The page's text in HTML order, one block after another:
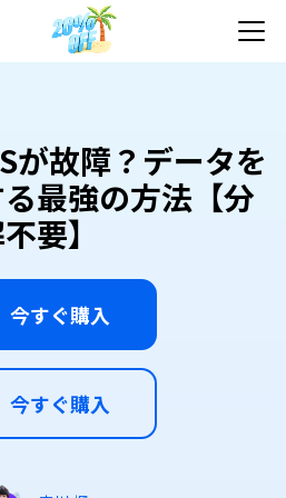
故障？データを
最強の方法【分
要】
今すぐ購入
今すぐ購入